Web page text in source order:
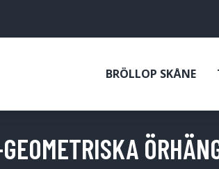
BRÖLLOP SKÅNE